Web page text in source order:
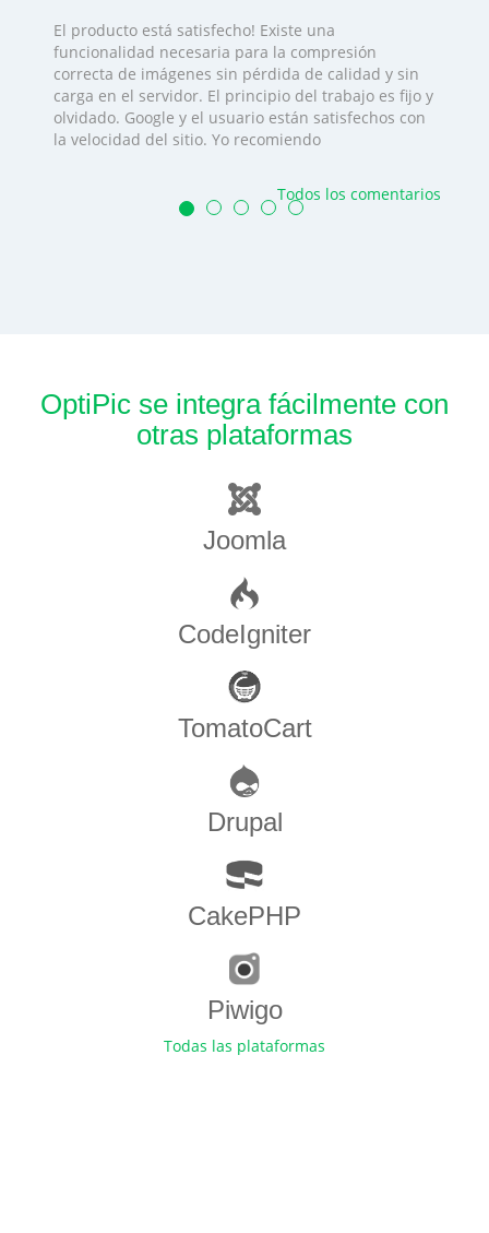
El producto está satisfecho! Existe una
funcionalidad necesaria para la compresión
correcta de imágenes sin pérdida de calidad y sin
carga en el servidor. El principio del trabajo es fijo y
olvidado. Google y el usuario están satisfechos con
la velocidad del sitio. Yo recomiendo
Todos los comentarios
OptiPic se integra fácilmente con
otras plataformas
Joomla
CodeIgniter
TomatoCart
Drupal
CakePHP
Piwigo
Todas las plataformas